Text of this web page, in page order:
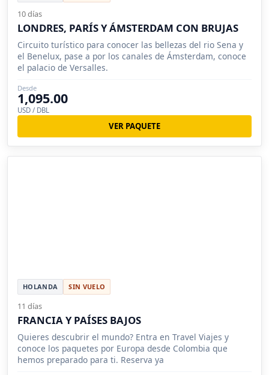
10 días
LONDRES, PARÍS Y ÁMSTERDAM CON BRUJAS
Circuito turístico para conocer las bellezas del rio Sena y
el Benelux, pase a por los canales de Ámsterdam, conoce
el palacio de Versalles.
Desde
1,095.00
USD / DBL
VER PAQUETE
HOLANDA SIN VUELO
11 días
FRANCIA Y PAÍSES BAJOS
Quieres descubrir el mundo? Entra en Travel Viajes y
conoce los paquetes por Europa desde Colombia que
hemos preparado para ti. Reserva ya